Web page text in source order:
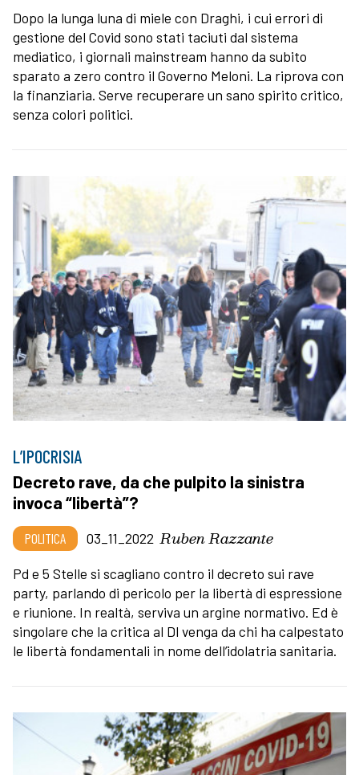
Dopo la lunga luna di miele con Draghi, i cui errori di
gestione del Covid sono stati taciuti dal sistema
mediatico, i giornali mainstream hanno da subito
sparato a zero contro il Governo Meloni. La riprova con
la finanziaria. Serve recuperare un sano spirito critico,
senza colori politici.
L’IPOCRISIA
Decreto rave, da che pulpito la sinistra
invoca “libertà”?
POLITICA 03_11_2022 Ruben Razzante
Pd e 5 Stelle si scagliano contro il decreto sui rave
party, parlando di pericolo per la libertà di espressione
e riunione. In realtà, serviva un argine normativo. Ed è
singolare che la critica al Dl venga da chi ha calpestato
le libertà fondamentali in nome dell’idolatria sanitaria.